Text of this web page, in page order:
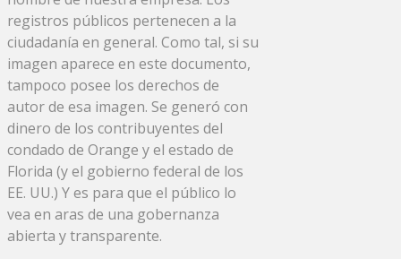
registros públicos pertenecen a la
ciudadanía en general. Como tal, si su
imagen aparece en este documento,
tampoco posee los derechos de
autor de esa imagen. Se generó con
dinero de los contribuyentes del
condado de Orange y el estado de
Florida (y el gobierno federal de los
EE. UU.) Y es para que el público lo
vea en aras de una gobernanza
abierta y transparente.